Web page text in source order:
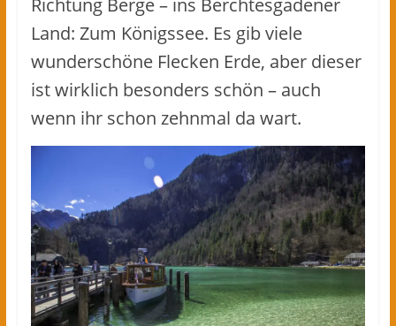
Richtung Berge – ins Berchtesgadener
Land: Zum Königssee. Es gib viele
wunderschöne Flecken Erde, aber dieser
ist wirklich besonders schön – auch
wenn ihr schon zehnmal da wart.